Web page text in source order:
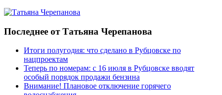
Последнее от Татьяна Черепанова
Итоги полугодия: что сделано в Рубцовске по
нацпроектам
Теперь по номерам: с 16 июля в Рубцовске вводят
особый порядок продажи бензина
Внимание! Плановое отключение горячего